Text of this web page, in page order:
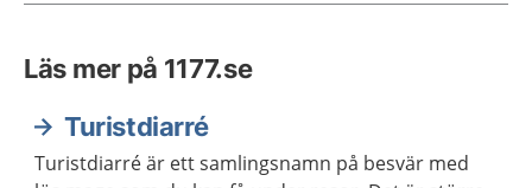
Läs mer på 1177.se
Turistdiarré
Turistdiarré är ett samlingsnamn på besvär med